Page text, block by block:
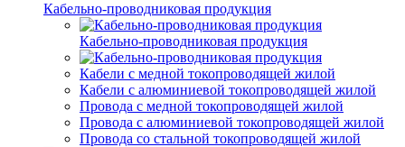
Кабельно-проводниковая продукция
Кабельно-проводниковая продукция
Кабели с медной токопроводящей жилой
Кабели с алюминиевой токопроводящей жилой
Провода с медной токопроводящей жилой
Провода с алюминиевой токопроводящей жилой
Провода со стальной токопроводящей жилой